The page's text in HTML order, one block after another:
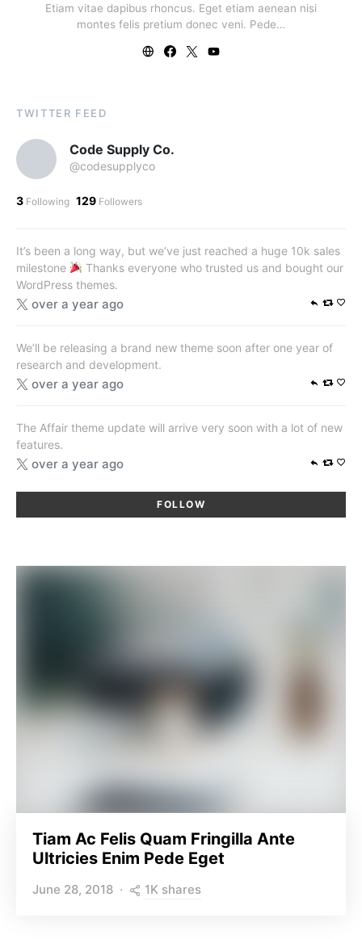
Etiam vitae dapibus rhoncus. Eget etiam aenean nisi
montes felis pretium donec veni. Pede…
TWITTER FEED
Code Supply Co.
@codesupplyco
3 Following 129 Followers
It’s been a long way, but we’ve just reached a huge 10k sales
milestone
Thanks everyone who trusted us and bought our
WordPress themes.
over a year ago
We’ll be releasing a brand new theme soon after one year of
research and development.
over a year ago
The Affair theme update will arrive very soon with a lot of new
features.
over a year ago
FOLLOW
Tiam Ac Felis Quam Fringilla Ante
Ultricies Enim Pede Eget
June 28, 2018 1K shares